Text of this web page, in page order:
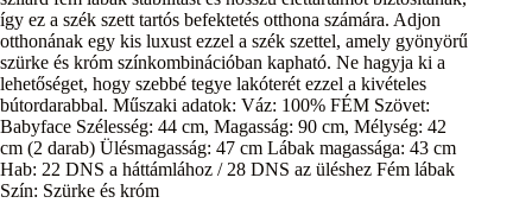
így ez a szék szett tartós befektetés otthona számára. Adjon
otthonának egy kis luxust ezzel a szék szettel, amely gyönyörű
szürke és króm színkombinációban kapható. Ne hagyja ki a
lehetőséget, hogy szebbé tegye lakóterét ezzel a kivételes
bútordarabbal. Műszaki adatok: Váz: 100% FÉM Szövet:
Babyface Szélesség: 44 cm, Magasság: 90 cm, Mélység: 42
cm (2 darab) Ülésmagasság: 47 cm Lábak magassága: 43 cm
Hab: 22 DNS a háttámlához / 28 DNS az üléshez Fém lábak
Szín: Szürke és króm